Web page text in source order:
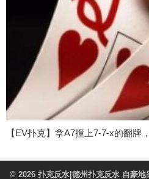
【EV扑克】拿A7撞上7-7-x的翻牌
© 2026 扑克反水|德州扑克反水 自豪地